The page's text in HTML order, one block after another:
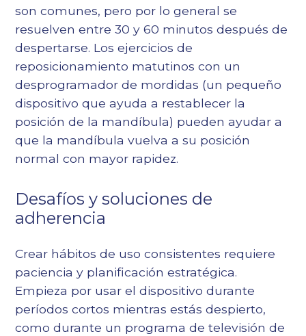
son comunes, pero por lo general se
resuelven entre 30 y 60 minutos después de
despertarse. Los ejercicios de
reposicionamiento matutinos con un
desprogramador de mordidas (un pequeño
dispositivo que ayuda a restablecer la
posición de la mandíbula) pueden ayudar a
que la mandíbula vuelva a su posición
normal con mayor rapidez.
Desafíos y soluciones de
adherencia
Crear hábitos de uso consistentes requiere
paciencia y planificación estratégica.
Empieza por usar el dispositivo durante
períodos cortos mientras estás despierto,
como durante un programa de televisión de